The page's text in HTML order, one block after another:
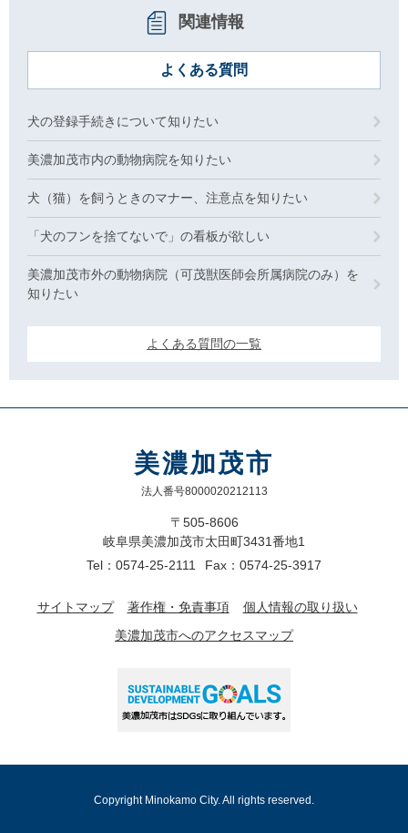
関連情報
よくある質問
犬の登録手続きについて知りたい
美濃加茂市内の動物病院を知りたい
犬（猫）を飼うときのマナー、注意点を知りたい
「犬のフンを捨てないで」の看板が欲しい
美濃加茂市外の動物病院（可茂獣医師会所属病院のみ）を
知りたい
よくある質問の一覧
美濃加茂市
法人番号8000020212113
〒505-8606
岐阜県美濃加茂市太田町3431番地1
Tel：0574-25-2111
Fax：0574-25-3917
サイトマップ 著作権・免責事項
個人情報の取り扱い
美濃加茂市へのアクセスマップ
Copyright Minokamo City. All rights reserved.